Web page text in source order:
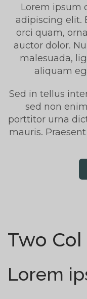
Lorem ipsum
adipiscing elit.
orci quam,
auctor dolor.
malesuada,
aliquam
Sed in tellus
sed non
porttitor urna
mauris.
Two Col
Lorem